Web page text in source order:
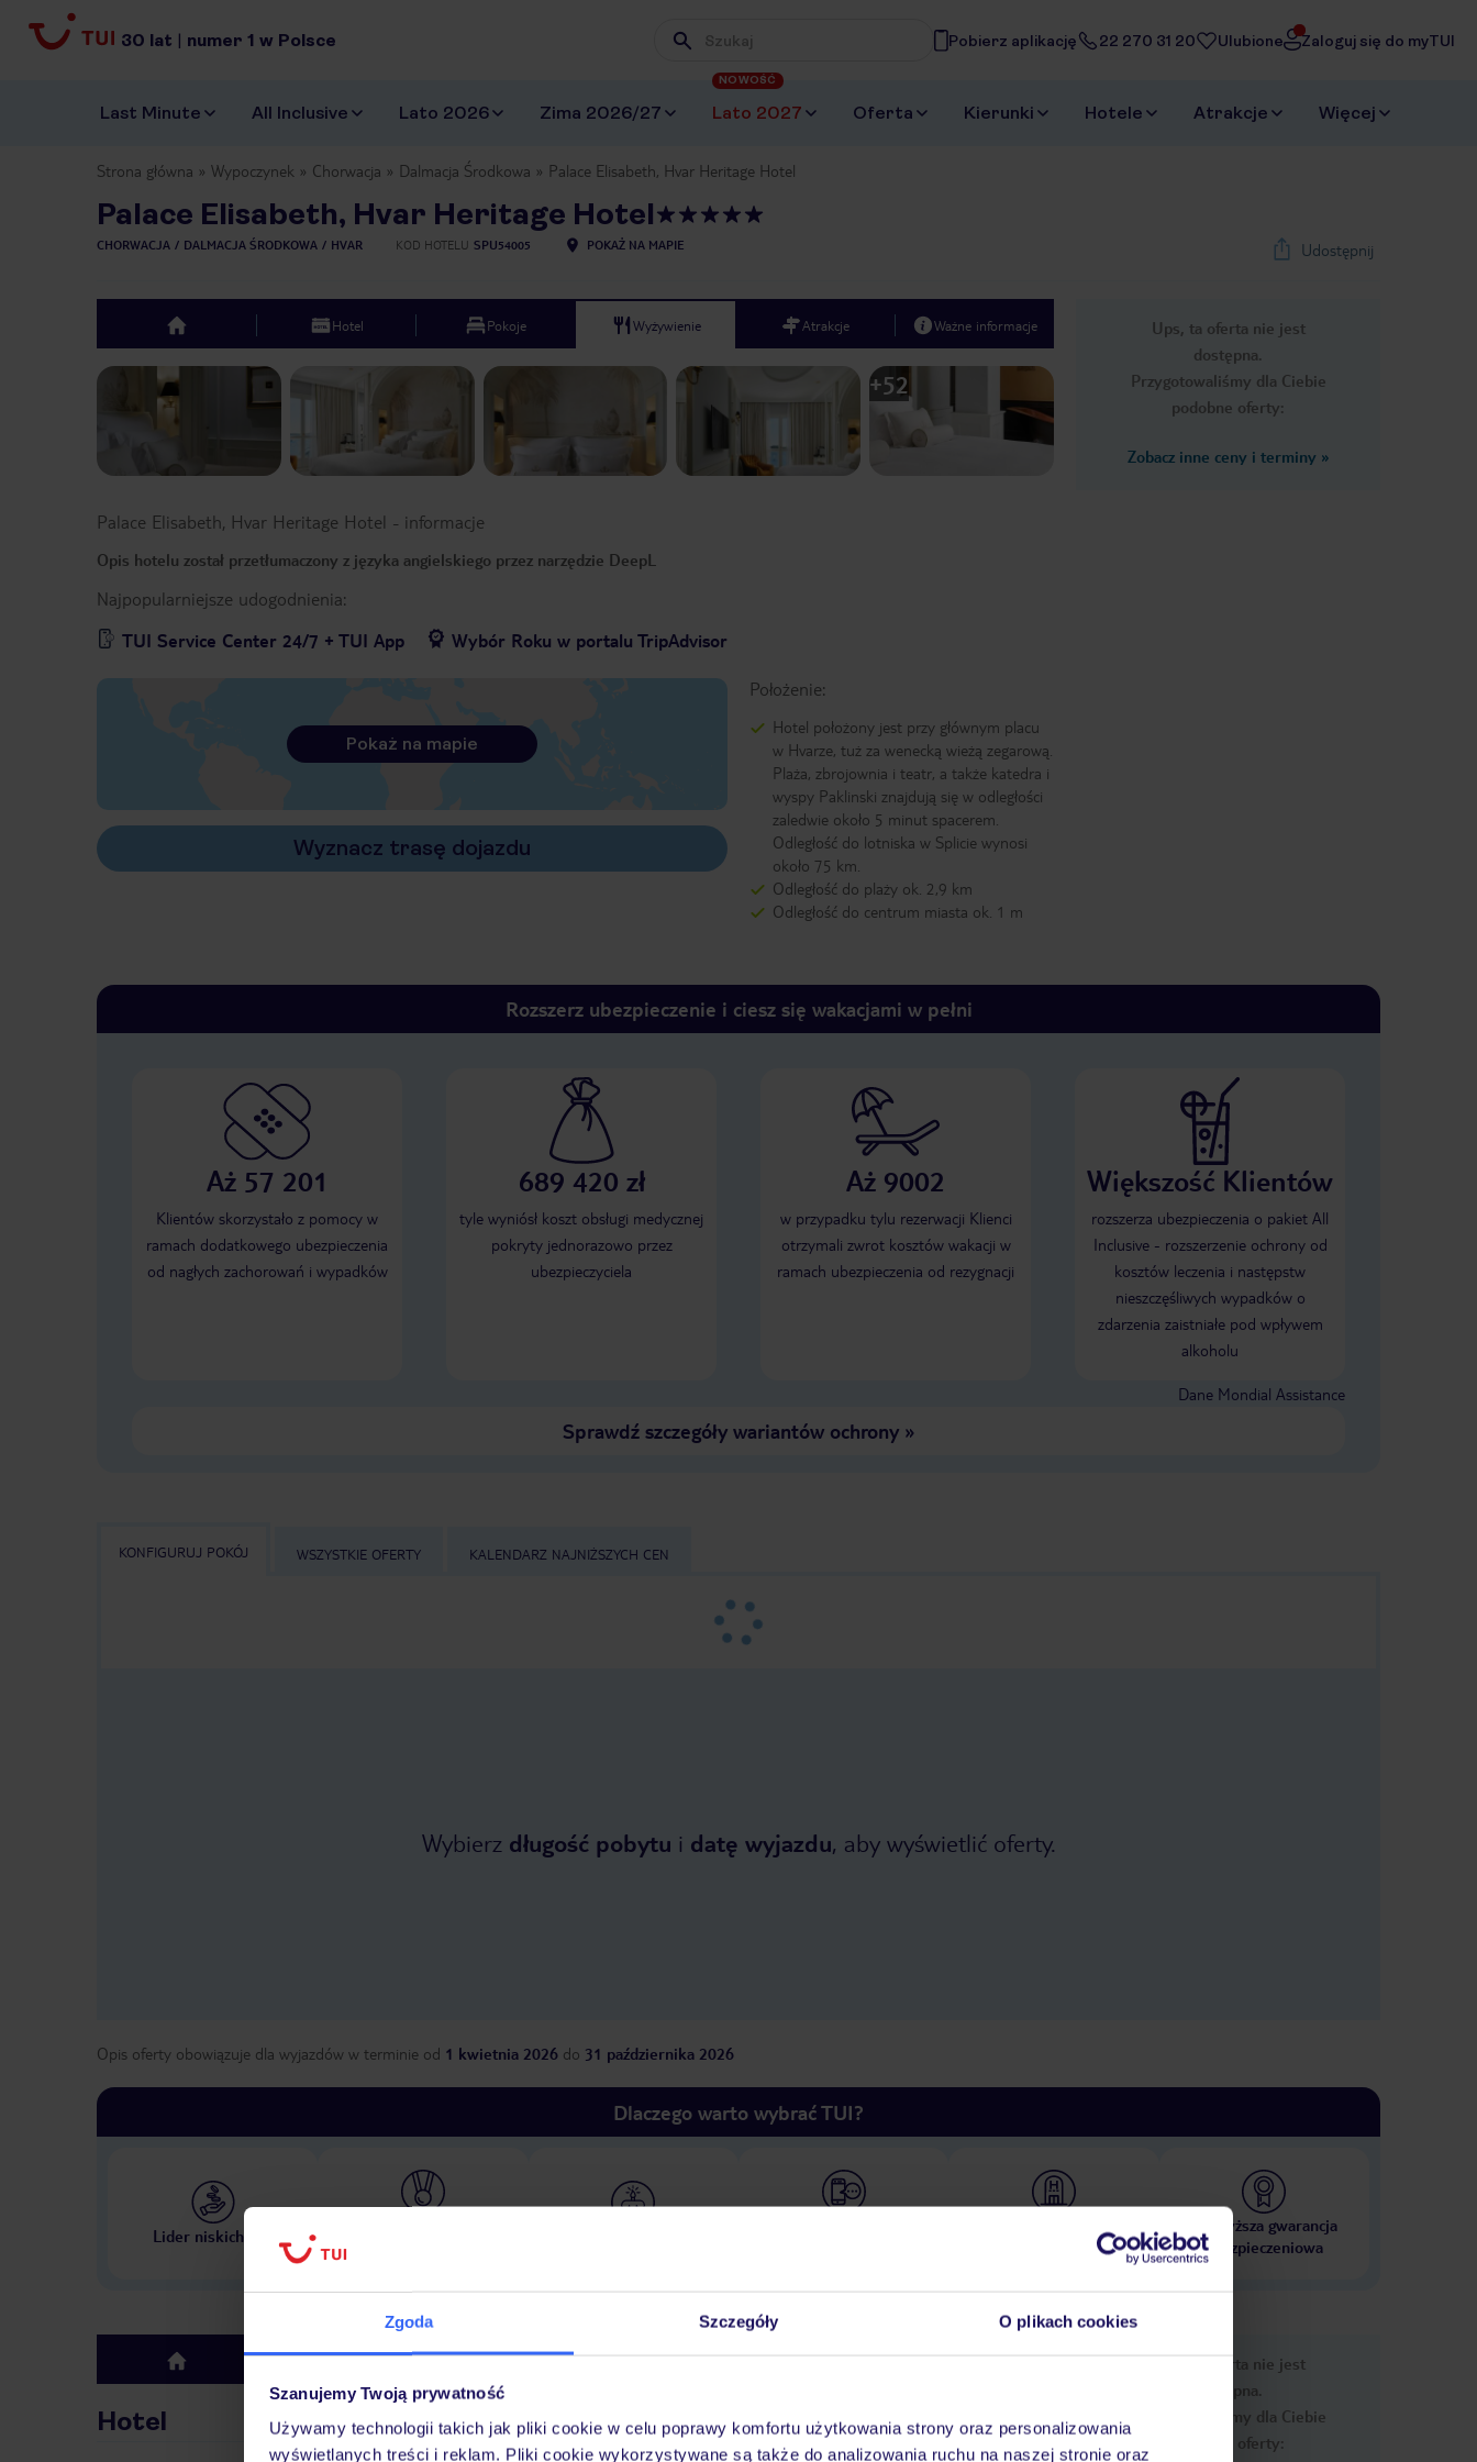
Zgoda Szczegóły O plikach cookies
Szanujemy Twoją prywatność
Używamy technologii takich jak pliki cookie w celu poprawy komfortu użytkowania strony oraz personalizowania
wyświetlanych treści i reklam. Pliki cookie wykorzystywane są także do analizowania ruchu na naszej stronie oraz
30 lat | numer 1 w Polsce Wpisz frazę, której szukasz
Pobierz aplikację 22 270 31 20 Ulubione Zaloguj się do myTUI
Last Minute All Inclusive Lato 2026 Zima 2026/27 Lato 2027
NOWOŚĆ
Oferta Kierunki Hotele Atrakcje Więcej
Strona główna Wypoczynek Chorwacja Dalmacja Środkowa Palace Elisabeth, Hvar Heritage Hotel
Palace Elisabeth, Hvar Heritage Hotel
CHORWACJA DALMACJA ŚRODKOWA HVAR KOD HOTELU SPU54005 POKAŻ NA MAPIE Udostępnij
Ups, ta oferta nie jest
dostępna.
Przygotowaliśmy dla Ciebie
podobne oferty:
Zobacz inne ceny i terminy »
top Hotel Pokoje Wyżywienie Atrakcje Ważne informacje
Previous slide Next slide
1 /58
+52
Palace Elisabeth, Hvar Heritage Hotel - informacje
Opis hotelu został przetłumaczony z języka angielskiego przez narzędzie DeepL
Najpopularniejsze udogodnienia:
TUI Service Center 24/7 + TUI App
Wybór Roku w portalu TripAdvisor
Położenie:
Hotel położony jest przy głównym placu
w Hvarze, tuż za wenecką wieżą zegarową.
Plaża, zbrojownia i teatr, a także katedra i
wyspy Paklinski znajdują się w odległości
zaledwie około 5 minut spacerem.
Odległość do lotniska w Splicie wynosi
około 75 km.
Odległość do plaży ok. 2,9 km
Odległość do centrum miasta ok. 1 m
Pokaż na mapie
Wyznacz trasę dojazdu
Rozszerz ubezpieczenie i ciesz się wakacjami w pełni
Aż 57 201
Klientów skorzystało z pomocy w
ramach dodatkowego ubezpieczenia
od nagłych zachorowań i wypadków
689 420 zł
tyle wyniósł koszt obsługi medycznej
pokryty jednorazowo przez
ubezpieczyciela
Aż 9002
w przypadku tylu rezerwacji Klienci
otrzymali zwrot kosztów wakacji w
ramach ubezpieczenia od rezygnacji
Większość Klientów
rozszerza ubezpieczenia o pakiet All
Inclusive - rozszerzenie ochrony od
kosztów leczenia i następstw
nieszczęśliwych wypadków o
zdarzenia zaistniałe pod wpływem
alkoholu
Dane Mondial Assistance
Sprawdź szczegóły wariantów ochrony»
KONFIGURUJ POKÓJ WSZYSTKIE OFERTY KALENDARZ NAJNIŻSZYCH CEN
Wybierz długość pobytu i datę wyjazdu, aby wyświetlić oferty.
Opis oferty obowiązuje dla wyjazdów w terminie od 1 kwietnia 2026 do 31 października 2026
Dlaczego warto wybrać TUI?
Lider niskich cen
Najwyższa gwarancja
ubezpieczeniowa
top Hotel Pokoje Wyżywienie Atrakcje Ważne informacje
Hotel
Ups, ta oferta nie jest
dostępna.
Przygotowaliśmy dla Ciebie
podobne oferty: